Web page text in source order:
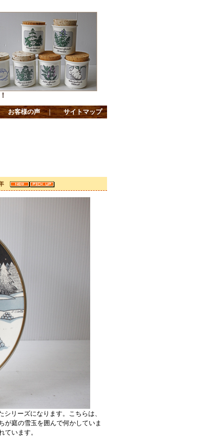
お客様の声 ｜ サイトマップ
リーズになります。こちらは、
が庭の雪玉を囲んで何かしていま
います。